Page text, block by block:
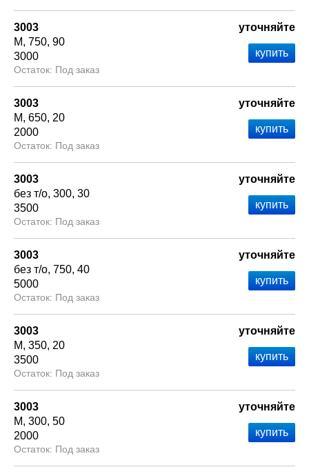
3003
М 750 90
3000
Под заказ
уточняйте
3003
М 650 20
2000
Под заказ
уточняйте
3003
без т/о 300 30
3500
Под заказ
уточняйте
3003
без т/о 750 40
5000
Под заказ
уточняйте
3003
М 350 20
3500
Под заказ
уточняйте
3003
М 300 50
2000
Под заказ
уточняйте